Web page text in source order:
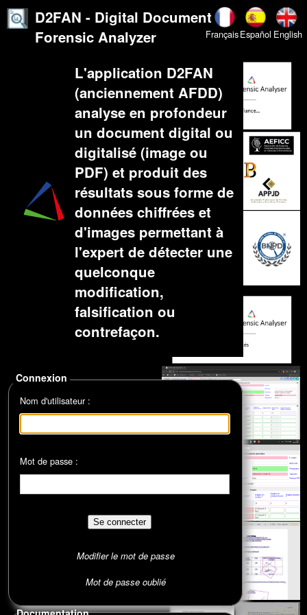
D2FAN - Digital Document
Forensic Analyzer
FrançaisEspañol English
L'application D2FAN
(anciennement AFDD)
analyse en profondeur
un document digital ou
digitalisé (image ou
PDF) et produit des
résultats sous forme de
données chiffrées et
d'images permettant à
l'expert de détecter une
quelconque
modification,
falsification ou
contrefaçon.
Connexion
Nom d'utilisateur :
Mot de passe :
Modifier le mot de passe
Mot de passe oublié